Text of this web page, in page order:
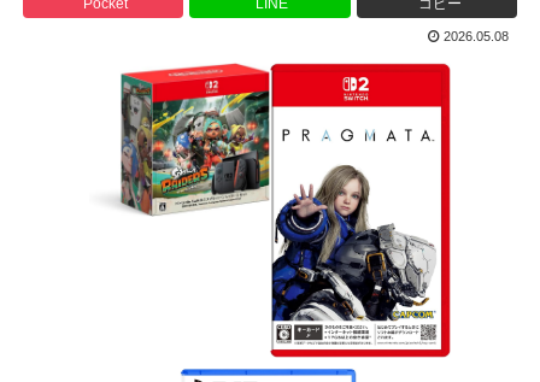
Pocket LINE コピー
2026.05.08